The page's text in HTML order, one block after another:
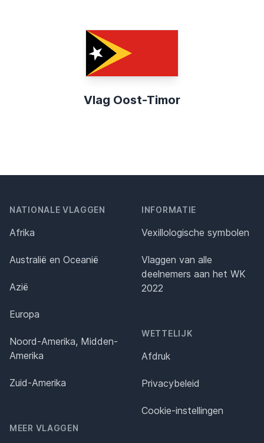
Vlag Oost-Timor
NATIONALE VLAGGEN
Afrika
Australië en Oceanië
Azië
Europa
Noord-Amerika, Midden-
Amerika
Zuid-Amerika
MEER VLAGGEN
INFORMATIE
Vexillologische symbolen
Vlaggen van alle
deelnemers aan het WK
2022
WETTELIJK
Afdruk
Privacybeleid
Cookie-instellingen